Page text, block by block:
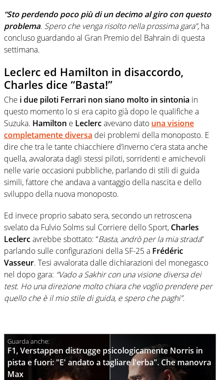
“Sto perdendo poco più di un decimo al giro con questo
problema. Spero che venga risolto nella prossima gara”, ha
concluso guardando al Gran Premio del Bahrain di questa
settimana.
Leclerc ed Hamilton in disaccordo,
Charles dice “Basta!”
Che i due piloti Ferrari non siano molto in sintonia in
questo momento lo si era capito già dopo le qualifiche a
Suzuka. Hamilton e Leclercavevano dato una visione
completamente diversa dei problemi della monoposto. E
dire che tra le tante chiacchiere d’inverno c’era stata anche
quella, avvalorata dagli stessi piloti, sorridenti e amichevoli
nelle varie occasioni pubbliche, parlando di stili di guida
simili, fattore che andava a vantaggio della nascita e dello
sviluppo della nuova monoposto.
Ed invece proprio sabato sera, secondo un retroscena
svelato da Fulvio Solms sul Corriere dello Sport, Charles
Leclercavrebbe sbottato: “Basta, andrò per la mia strada“
parlando sulle configurazioni della SF-25 a Frédéric
Vasseur. Tesi avvalorata dalle dichiarazioni del monegasco
nel dopo gara: “Vado a Sakhir con una visione diversa dei
test. Ho una direzione molto chiara che voglio prendere per
quello che è il mio stile di guida, e spero che paghi”.
F1, Verstappen distrugge psicologicamente Norris in
pista e fuori: "E' andato a tagliare l'erba". Che manovra
Max